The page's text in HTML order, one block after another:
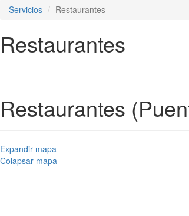
Servicios Restaurantes
Restaurantes
Restaurantes
Expandir mapa
Colapsar mapa